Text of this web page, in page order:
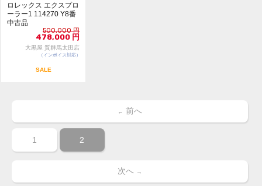
ロレックス エクスプロ
ーラー1 114270 Y8番
中古品
500,000 円
478,000 円
大黒屋 質群馬太田店
（インボイス対応）
SALE
← 前へ
1 2
次へ →